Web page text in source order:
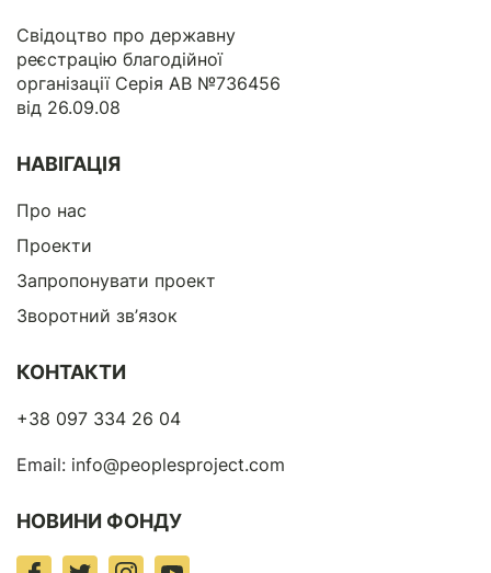
Свідоцтво про державну
реєстрацію благодійної
організації Серія АВ №736456
від 26.09.08
НАВІГАЦІЯ
Про нас
Проекти
Запропонувати проект
Зворотний зв’язок
КОНТАКТИ
+38 097 334 26 04
Email: info@peoplesproject.com
НОВИНИ ФОНДУ